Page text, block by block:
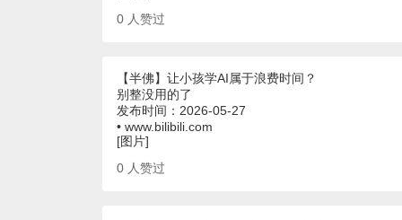
0 人赞过
【半佛】让小孩学AI属于浪费时间？
别整没用的了
发布时间：2026-05-27
• www.bilibili.com
[图片]
0 人赞过